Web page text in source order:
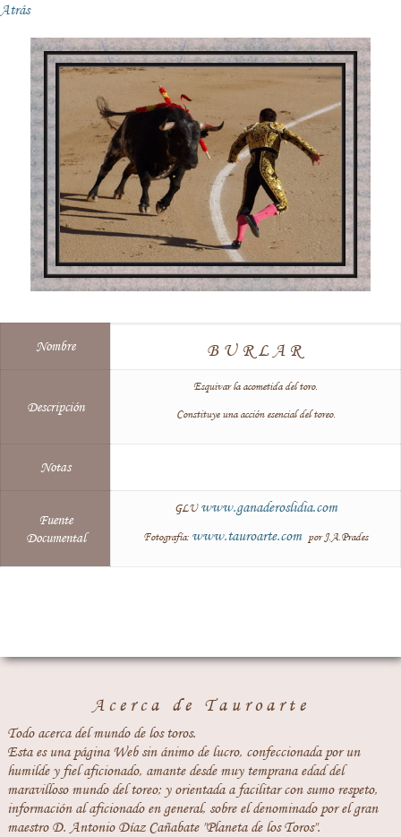
Atrás
Nombre BURLAR
Descripción
Esquivar la acometida del toro.
Constituye una acción esencial del toreo.
Notas
Fuente
Documental
GLU www.ganaderoslidia.com
Fotografía: www.tauroarte.com por J.A.Prades
Acerca de Tauroarte
Todo acerca del mundo de los toros.
Esta es una página Web sin ánimo de lucro, confeccionada por un
humilde y fiel aficionado, amante desde muy temprana edad del
maravilloso mundo del toreo; y orientada a facilitar con sumo respeto,
información al aficionado en general, sobre el denominado por el gran
maestro D. Antonio Díaz Cañabate "Planeta de los Toros".